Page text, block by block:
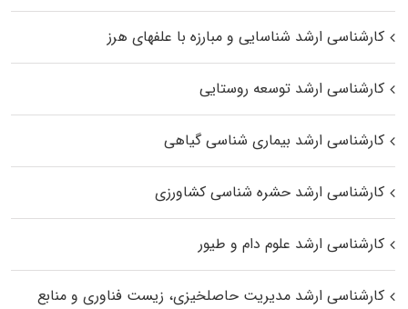
کارشناسی ارشد شناسایی و مبارزه با علفهای هرز
کارشناسی ارشد توسعه روستایی
کارشناسی ارشد بیماری‌ شناسی گیاهی
کارشناسی ارشد حشره‌ شناسی کشاورزی
کارشناسی ارشد علوم دام و طیور
کارشناسی ارشد مدیریت حاصلخیزی، زیست فناوری و منابع